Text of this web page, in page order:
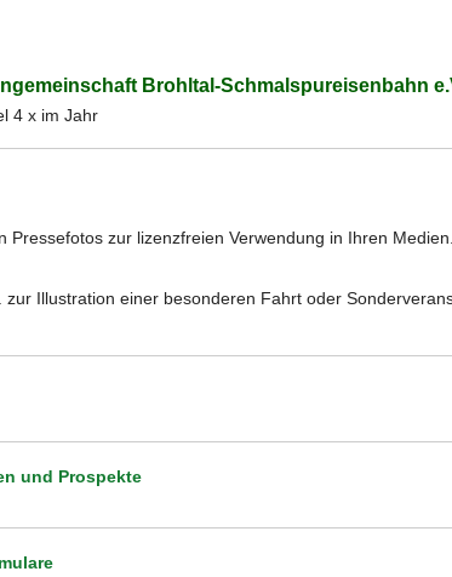
Brohltal-Schmalspureisenbahn
4 x im Jahr
Pressefotos zur lizenzfreien Verwendung in Ihren
zur Illustration einer besonderen Fahrt oder
und Prospekte